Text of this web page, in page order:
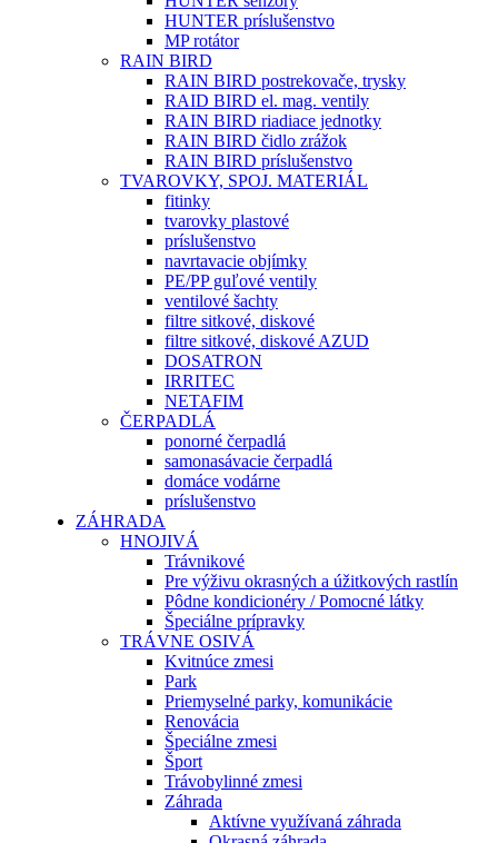
HUNTER príslušenstvo
MP rotátor
RAIN BIRD
RAIN BIRD postrekovače, trysky
RAID BIRD el. mag. ventily
RAIN BIRD riadiace jednotky
RAIN BIRD čidlo zrážok
RAIN BIRD príslušenstvo
TVAROVKY, SPOJ. MATERIÁL
fitinky
tvarovky plastové
príslušenstvo
navrtavacie objímky
PE/PP guľové ventily
ventilové šachty
filtre sitkové, diskové
filtre sitkové, diskové AZUD
DOSATRON
IRRITEC
NETAFIM
ČERPADLÁ
ponorné čerpadlá
samonasávacie čerpadlá
domáce vodárne
príslušenstvo
ZÁHRADA
HNOJIVÁ
Trávnikové
Pre výživu okrasných a úžitkových rastlín
Pôdne kondicionéry / Pomocné látky
Špeciálne prípravky
TRÁVNE OSIVÁ
Kvitnúce zmesi
Park
Priemyselné parky, komunikácie
Renovácia
Špeciálne zmesi
Šport
Trávobylinné zmesi
Záhrada
Aktívne využívaná záhrada